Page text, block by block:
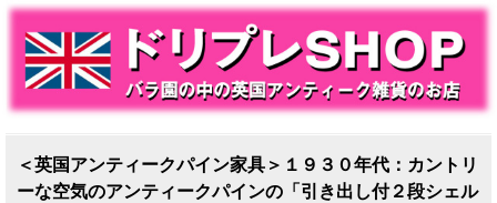
＜英国アンティークパイン家具＞１９３０年代：カントリ
ーな空気のアンティークパインの「引き出し付２段シェル